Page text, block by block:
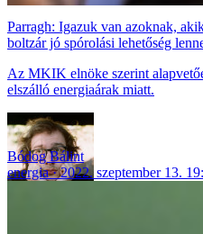
Parragh: Igazuk van azoknak,
boltzár jó spórolási lehetőség
Az MKIK elnöke szerint
elszálló energiaárak miatt.
Bódog Bálint
energia
2022. szeptember 13.